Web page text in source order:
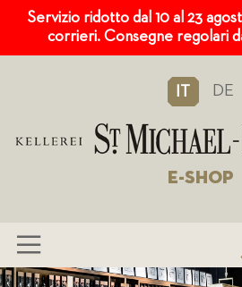
Servizio ridotto dal 10 al 23
corrieri. Consegne regolari
IT DE
E-SHOP
Salta